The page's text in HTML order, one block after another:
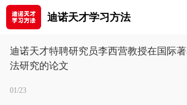
迪诺天才学习方法
迪诺天才特聘研究员李西营教授在国际
法研究的论文
01/23